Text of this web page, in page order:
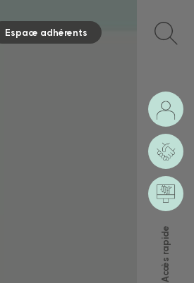
Espace adhérents
Accès rapide